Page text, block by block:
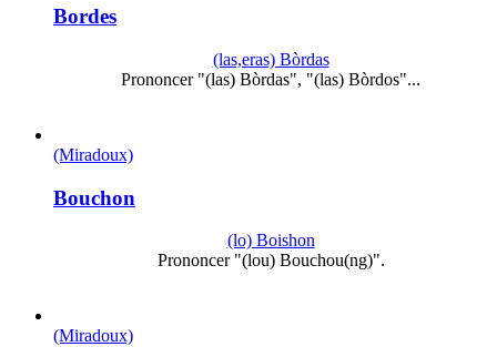
Bordes
(las,eras) Bòrdas
Prononcer "(las) Bòrdas", "(las) Bòrdos"...
(Miradoux)
Bouchon
(lo) Boishon
Prononcer "(lou) Bouchou(ng)".
(Miradoux)